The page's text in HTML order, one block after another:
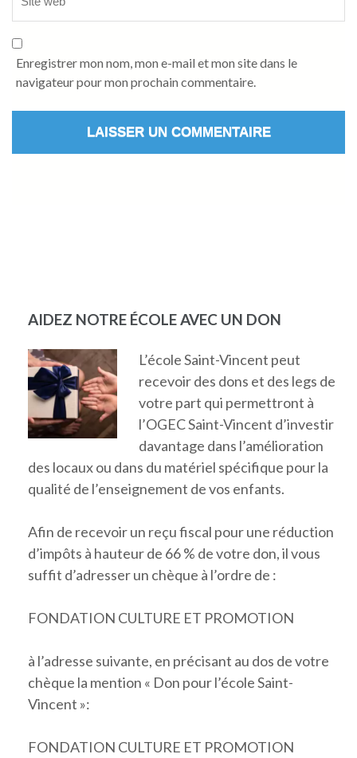
Enregistrer mon nom, mon e-mail et mon site dans le
navigateur pour mon prochain commentaire.
AIDEZ NOTRE ÉCOLE AVEC UN DON
L’école Saint-Vincent peut
recevoir des dons et des legs de
votre part qui permettront à
l’OGEC Saint-Vincent d’investir
davantage dans l’amélioration
des locaux ou dans du matériel spécifique pour la
qualité de l’enseignement de vos enfants.
Afin de recevoir un reçu fiscal pour une réduction
d’impôts à hauteur de 66 % de votre don, il vous
suffit d’adresser un chèque à l’ordre de :
FONDATION CULTURE ET PROMOTION
à l’adresse suivante, en précisant au dos de votre
chèque la mention « Don pour l’école Saint-
Vincent »:
FONDATION CULTURE ET PROMOTION